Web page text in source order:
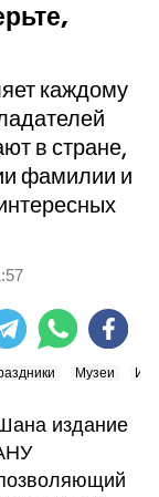
каждому
в стране,
фамилии и
Музеи
издание